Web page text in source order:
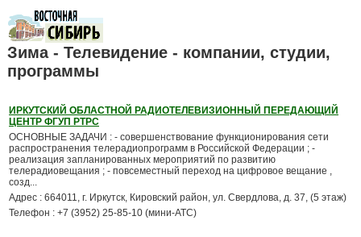
Зима - Телевидение - компании, студии,
программы
ИРКУТСКИЙ ОБЛАСТНОЙ РАДИОТЕЛЕВИЗИОННЫЙ ПЕРЕДАЮЩИЙ
ЦЕНТР ФГУП РТРС
ОСНОВНЫЕ ЗАДАЧИ : - совершенствование функционирования сети
распространения телерадиопрограмм в Российской Федерации ; -
реализация запланированных мероприятий по развитию
телерадиовещания ; - повсеместный переход на цифровое вещание ,
созд...
Адрес : 664011, г. Иркутск, Кировский район, ул. Свердлова, д. 37, (5 этаж)
Телефон : +7 (3952) 25-85-10 (мини-АТС)